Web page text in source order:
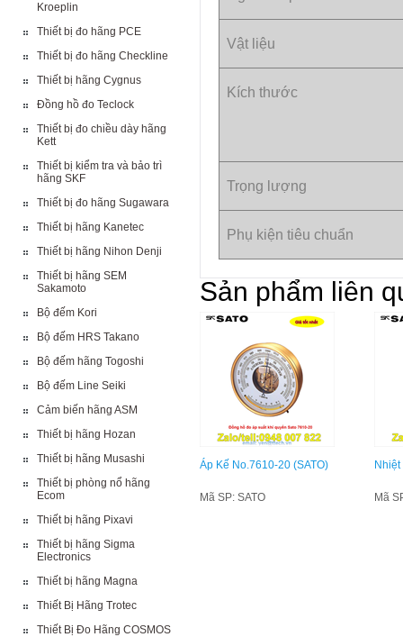
Kroeplin
Thiết bị đo hãng PCE
Thiết bị đo hãng Checkline
Thiết bị hãng Cygnus
Đồng hồ đo Teclock
Thiết bị đo chiều dày hãng
Kett
Thiết bị kiểm tra và bảo trì
hãng SKF
Thiết bị đo hãng Sugawara
Thiết bị hãng Kanetec
Thiết bị hãng Nihon Denji
Thiết bị hãng SEM
Sakamoto
Bộ đếm Kori
Bộ đếm HRS Takano
Bộ đếm hãng Togoshi
Bộ đếm Line Seiki
Cảm biến hãng ASM
Thiết bị hãng Hozan
Thiết bị hãng Musashi
Thiết bị phòng nổ hãng
Ecom
Thiết bị hãng Pixavi
Thiết bị hãng Sigma
Electronics
Thiết bị hãng Magna
Thiết Bị Hãng Trotec
Thiết Bị Đo Hãng COSMOS
Vật liệu
Kích thước
Trọng lượng
Phụ kiện tiêu chuẩn
Sản phẩm liên
Áp Kế No.7610-20 (SATO)
Mã SP: SATO
Nhiệt
Mã